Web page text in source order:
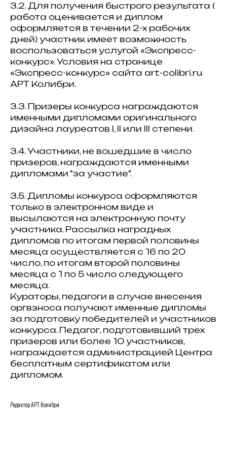
3.2. Для получения быстрого результата (
работа оценивается и диплом
оформляется в течении 2-х рабочих
дней) участник имеет возможность
воспользоваться услугой «Экспресс-
конкурс». Условия на странице
«Экспресс-конкурс» сайта art-colibri.ru
АРТ Колибри.
3.3. Призеры конкурса награждаются
именными дипломами оригинального
дизайна лауреатов I, II или III степени.
3.4. Участники, не вошедшие в число
призеров, награждаются именными
дипломами "за участие".
3.5. Дипломы конкурса оформляются
только в электронном виде и
высылаются на электронную почту
участника. Рассылка наградных
дипломов по итогам первой половины
месяца осуществляется с 16 по 20
число, по итогам второй половины
месяца с 1 по 5 число следующего
месяца.
Кураторы, педагоги в случае внесения
оргвзноса получают именные дипломы
за подготовку победителей и участников
конкурса. Педагог, подготовивший трех
призеров или более 10 участников,
награждается администрацией Центра
бесплатным сертификатом или
дипломом.
Редактор АРТ Колибри